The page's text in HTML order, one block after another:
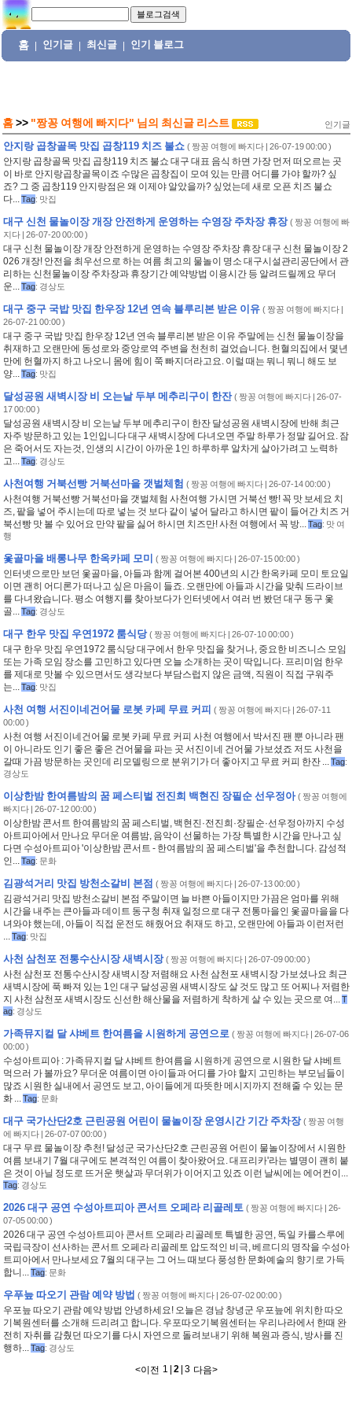
홈 인기글 최신글 인기 블로그
홈 >> "짱꽁 여행에 빠지다" 님의 최신글 리스트 인기글
안지랑 곱창골목 맛집 곱창119 치즈 불쇼 ( 짱꽁 여행에 빠지다| 26-07-19 00:00 )
안지랑 곱창골목 맛집 곱창119 치즈 불쇼 대구 대표 음식 하면 가장 먼저 떠오르는 곳
이 바로 안지랑곱창골목이죠 수많은 곱창집이 모여 있는 만큼 어디를 가야 할까? 싶
죠? 그 중 곱창119 안지랑점은 왜 이제야 알았을까? 싶었는데 새로 오픈 치즈 불쇼
다...Tag: 맛집
대구 신천 물놀이장 개장 안전하게 운영하는 수영장 주차장 휴장 ( 짱꽁 여행에 빠
지다| 26-07-20 00:00 )
대구 신천 물놀이장 개장 안전하게 운영하는 수영장 주차장 휴장 대구 신천 물놀이장 2
026 개장! 안전을 최우선으로 하는 여름 최고의 물놀이 명소 대구시설관리공단에서 관
리하는 신천물놀이장 주차장과 휴장기간 예약방법 이용시간 등 알려드릴께요 무더
운...Tag: 경상도
대구 중구 국밥 맛집 한우장 12년 연속 블루리본 받은 이유 ( 짱꽁 여행에 빠지다|
26-07-21 00:00 )
대구 중구 국밥 맛집 한우장 12년 연속 블루리본 받은 이유 주말에는 신천 물놀이장을
취재하고 오랜만에 동성로와 중앙로역 주변을 천천히 걸었습니다. 헌혈의집에서 몇년
만에 헌혈까지 하고 나오니 몸에 힘이 쭉 빠지더라고요. 이럴 때는 뭐니 뭐니 해도 보
양...Tag: 맛집
달성공원 새벽시장 비 오는날 두부 메추리구이 한잔 ( 짱꽁 여행에 빠지다| 26-07-
17 00:00 )
달성공원 새벽시장 비 오는날 두부 메추리구이 한잔 달성공원 새벽시장에 반해 최근
자주 방문하고 있는 1인입니다 대구 새벽시장에 다녀오면 주말 하루가 정말 길어요. 잠
은 죽어서도 자는것, 인생의 시간이 아까운 1인 하루하루 알차게 살아가려고 노력하
고...Tag: 경상도
사천여행 거북선빵 거북선마을 갯벌체험 ( 짱꽁 여행에 빠지다| 26-07-14 00:00 )
사천여행 거북선빵 거북선마을 갯벌체험 사천여행 가시면 거북선 빵! 꼭 맛 보세요 치
즈, 팥을 넣어 주시는데 따로 넣는 것 보다 같이 넣어 달라고 하시면 팥이 들어간 치즈 거
북선빵 맛 볼 수 있어요 만약 팥을 싫어 하시면 치즈만! 사천 여행에서 꼭 방...Tag: 맛 여
행
옻골마을 배롱나무 한옥카페 모미 ( 짱꽁 여행에 빠지다| 26-07-15 00:00 )
인터넷으로만 보던 옻골마을, 아들과 함께 걸어본 400년의 시간 한옥카페 모미 토요일
이면 괜히 어디론가 떠나고 싶은 마음이 들죠. 오랜만에 아들과 시간을 맞춰 드라이브
를 다녀왔습니다. 평소 여행지를 찾아보다가 인터넷에서 여러 번 봤던 대구 동구 옻
골...Tag: 경상도
대구 한우 맛집 우연1972 룸식당 ( 짱꽁 여행에 빠지다| 26-07-10 00:00 )
대구 한우 맛집 우연1972 룸식당 대구에서 한우 맛집을 찾거나, 중요한 비즈니스 모임
또는 가족 모임 장소를 고민하고 있다면 오늘 소개하는 곳이 딱입니다. 프리미엄 한우
를 제대로 맛볼 수 있으면서도 생각보다 부담스럽지 않은 금액, 직원이 직접 구워주
는...Tag: 맛집
사천 여행 서진이네건어물 로봇 카페 무료 커피 ( 짱꽁 여행에 빠지다| 26-07-11
00:00 )
사천 여행 서진이네건어물 로봇 카페 무료 커피 사천 여행에서 박서진 팬 뿐 아니라 팬
이 아니라도 인기 좋은 좋은 건어물을 파는 곳 서진이네 건어물 가보셨죠 저도 사천을
갈때 가끔 방문하는 곳인데 리모델링으로 분위기가 더 좋아지고 무료 커피 한잔 ...Tag:
경상도
이상한밤 한여름밤의 꿈 페스티벌 전진희 백현진 장필순 선우정아 ( 짱꽁 여행에
빠지다| 26-07-12 00:00 )
이상한밤 콘서트 한여름밤의 꿈 페스티벌, 백현진·전진희·장필순·선우정아까지 수성
아트피아에서 만나요 무더운 여름밤, 음악이 선물하는 가장 특별한 시간을 만나고 싶
다면 수성아트피아 '이상한밤 콘서트 - 한여름밤의 꿈 페스티벌'을 추천합니다. 감성적
인...Tag: 문화
김광석거리 맛집 방천소갈비 본점 ( 짱꽁 여행에 빠지다| 26-07-13 00:00 )
김광석거리 맛집 방천소갈비 본점 주말이면 늘 바쁜 아들이지만 가끔은 엄마를 위해
시간을 내주는 큰아들과 데이트 동구청 취재 일정으로 대구 전통마을인 옻골마을을 다
녀와야 했는데, 아들이 직접 운전도 해줬어요 취재도 하고, 오랜만에 아들과 이런저런
...Tag: 맛집
사천 삼천포 전통수산시장 새벽시장 ( 짱꽁 여행에 빠지다| 26-07-09 00:00 )
사천 삼천포 전통수산시장 새벽시장 저렴해요 사천 삼천포 새벽시장 가보셨나요 최근
새벽시장에 푹 빠져 있는 1인 대구 달성공원 새벽시장도 살 것도 많고 또 어찌나 저렴한
지 사천 삼천포 새벽시장도 신선한 해산물을 저렴하게 착하게 살 수 있는 곳으로 여...T
ag: 경상도
가족뮤지컬 달 샤베트 한여름을 시원하게 공연으로 ( 짱꽁 여행에 빠지다| 26-07-06
00:00 )
수성아트피아 : 가족뮤지컬 달 샤베트 한여름을 시원하게 공연으로 시원한 달 샤베트
먹으러 가 볼까요? 무더운 여름이면 아이들과 어디를 가야 할지 고민하는 부모님들이
많죠 시원한 실내에서 공연도 보고, 아이들에게 따뜻한 메시지까지 전해줄 수 있는 문
화 ...Tag: 문화
대구 국가산단2호 근린공원 어린이 물놀이장 운영시간 기간 주차장 ( 짱꽁 여행
에 빠지다| 26-07-07 00:00 )
대구 무료 물놀이장 추천! 달성군 국가산단2호 근린공원 어린이 물놀이장에서 시원한
여름 보내기 7월 대구에도 본격적인 여름이 찾아왔어요. 대프리카'라는 별명이 괜히 붙
은 것이 아닐 정도로 뜨거운 햇살과 무더위가 이어지고 있죠 이런 날씨에는 에어컨이...
Tag: 경상도
2026 대구 공연 수성아트피아 콘서트 오페라 리골레토 ( 짱꽁 여행에 빠지다| 26-
07-05 00:00 )
2026 대구 공연 수성아트피아 콘서트 오페라 리골레토 특별한 공연, 독일 카를스루에
국립극장이 선사하는 콘서트 오페라 리골레토 압도적인 비극, 베르디의 명작을 수성아
트피아에서 만나보세요 7월의 대구는 그 어느 때보다 풍성한 문화예술의 향기로 가득
합니...Tag: 문화
우푸늪 따오기 관람 예약 방법 ( 짱꽁 여행에 빠지다| 26-07-02 00:00 )
우포늪 따오기 관람 예약 방법 안녕하세요! 오늘은 경남 창녕군 우포늪에 위치한 따오
기복원센터를 소개해 드리려고 합니다. 우포따오기복원센터는 우리나라에서 한때 완
전히 자취를 감췄던 따오기를 다시 자연으로 돌려보내기 위해 복원과 증식, 방사를 진
행하...Tag: 경상도
<이전 1 2| 3 다음>